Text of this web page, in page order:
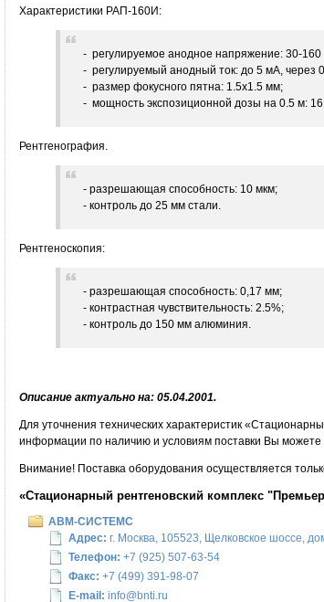
Характеристики РАП-160И:
- регулируемое анодное напряжение: 30-160
- регулируемый анодный ток: до 5 мА, через
- размер фокусного пятна: 1.5х1.5 мм;
- мощность экспозиционной дозы на 0.5 м:
Рентгенография.
- разрешающая способность: 10 мкм;
- контроль до 25 мм стали.
Рентгеноскопия:
- разрешающая способность: 0,17 мм;
- контрастная чувствительность: 2.5%;
- контроль до 150 мм алюминия.
Описание актуально на: 05.04.2001.
Для уточнения технических характеристик
информации по наличию и условиям поставки Вы
Внимание! Поставка оборудования осуществляется
«Стационарный рентгеновский комплекс
АВМ-СИСТЕМС
Адрес: г. Москва, 105523, Щелковское шоссе,
Телефон: +7 (925) 507-63-54
Факс: +7 (499) 391-98-07
E-mail: info@bnti.ru